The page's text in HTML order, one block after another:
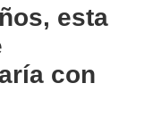
esta
con